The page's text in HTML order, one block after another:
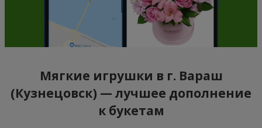
Мягкие игрушки в г. Вараш
(Кузнецовск) — лучшее дополнение
к букетам